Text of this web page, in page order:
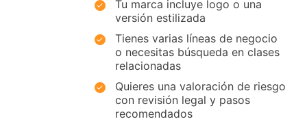
Tu marca incluye logo o una
versión estilizada
Tienes varias líneas de negocio
o necesitas búsqueda en clases
relacionadas
Quieres una valoración de riesgo
con revisión legal y pasos
recomendados